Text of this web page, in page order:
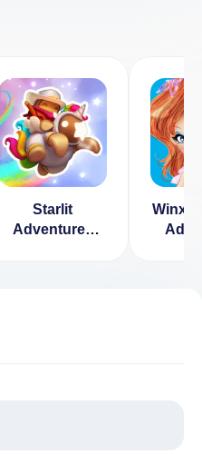
Starlit
Adventures
Winx: